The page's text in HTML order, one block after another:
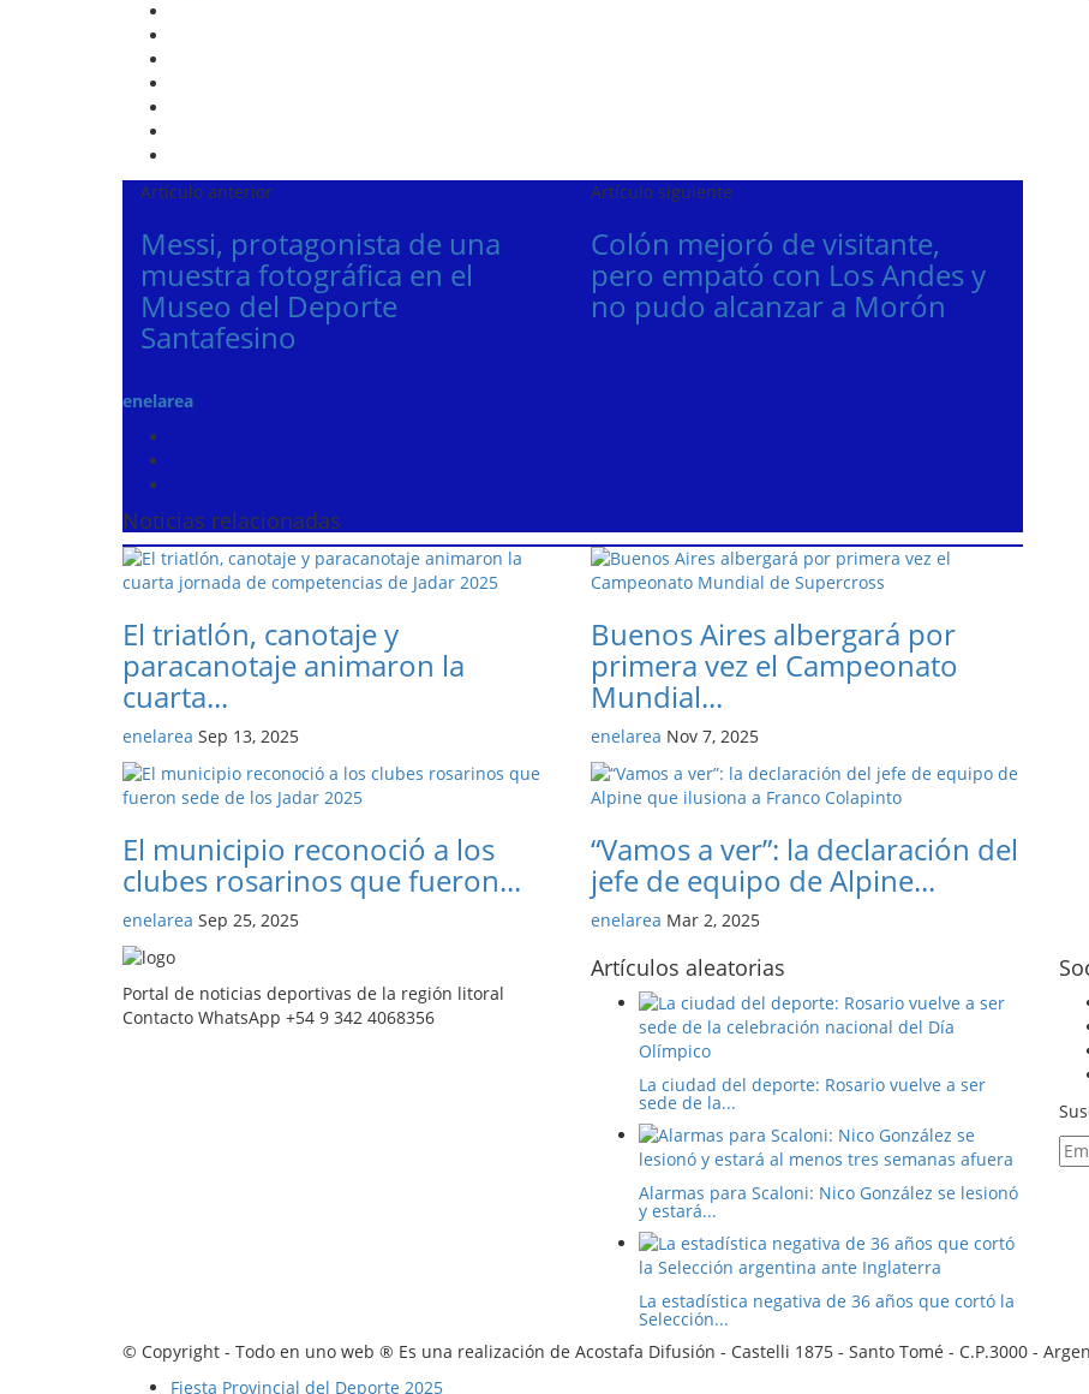
Artículo anterior
Messi, protagonista de una
muestra fotográfica en el
Museo del Deporte
Santafesino
Artículo siguiente
Colón mejoró de visitante,
pero empató con Los Andes y
no pudo alcanzar a Morón
enelarea
Noticias relacionadas
El triatlón, canotaje y
paracanotaje animaron la
cuarta...
enelarea Sep 13, 2025
Buenos Aires albergará por
primera vez el Campeonato
Mundial...
enelarea Nov 7, 2025
El municipio reconoció a los
clubes rosarinos que fueron...
enelarea Sep 25, 2025
“Vamos a ver”: la declaración del
jefe de equipo de Alpine...
enelarea Mar 2, 2025
Portal de noticias deportivas de la región litoral
Contacto WhatsApp +54 9 342 4068356
Artículos aleatorias
La ciudad del deporte: Rosario vuelve a ser
sede de la...
Alarmas para Scaloni: Nico González se lesionó
y estará...
La estadística negativa de 36 años que cortó la
Selección...
© Copyright - Todo en uno web ® Es una realización de Acostafa Difusión - Castelli 1875 - Santo Tomé - C.P.3000 -
Fiesta Provincial del Deporte 2025